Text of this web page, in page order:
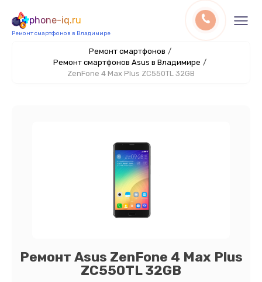
phone-iq.ru
Ремонт смартфонов в Владимире
Ремонт смартфонов /
Ремонт смартфонов Asus в Владимире /
ZenFone 4 Max Plus ZC550TL 32GB
Ремонт Asus ZenFone 4 Max Plus
ZC550TL 32GB